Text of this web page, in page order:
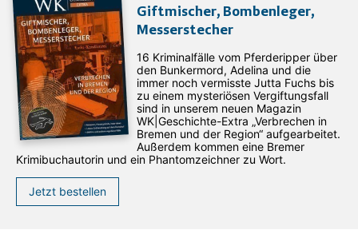
Giftmischer, Bombenleger,
Messerstecher
16 Kriminalfälle vom Pferderipper über
den Bunkermord, Adelina und die
immer noch vermisste Jutta Fuchs bis
zu einem mysteriösen Vergiftungsfall
sind in unserem neuen Magazin
WK|Geschichte-Extra „Verbrechen in
Bremen und der Region“ aufgearbeitet.
Außerdem kommen eine Bremer
Krimibuchautorin und ein Phantomzeichner zu Wort.
Jetzt bestellen